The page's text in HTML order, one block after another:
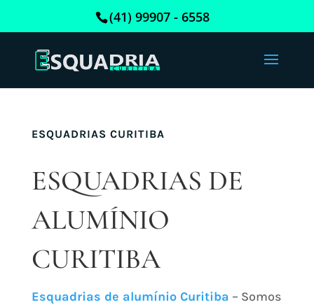
(41) 99907 - 6558
ESQUADRIAS CURITIBA
ESQUADRIAS DE
ALUMÍNIO
CURITIBA
Esquadrias de alumínio Curitiba – Somos